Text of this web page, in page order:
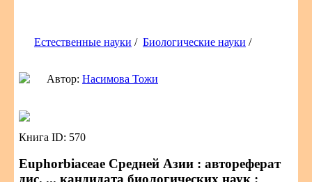
Естественные науки / Биологические науки /
Автор: Насимова Тожи
Книга ID: 570
Euphorbiaceae Средней Азии : автореферат
дис. ... кандидата биологических наук :